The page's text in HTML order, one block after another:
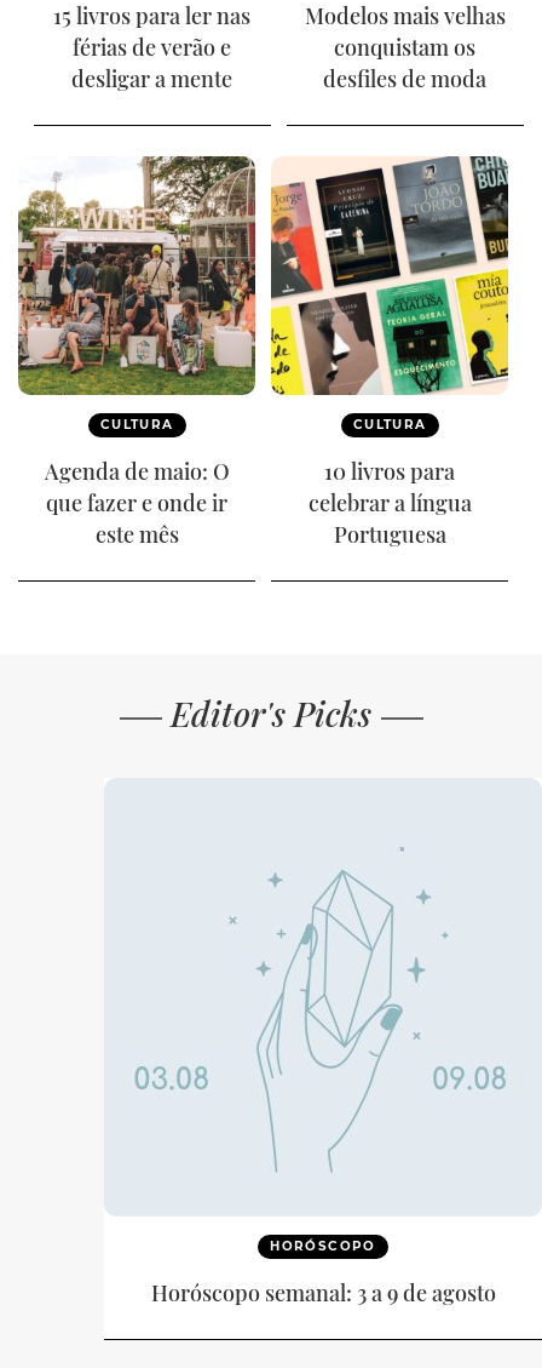
15 livros para ler nas
férias de verão e
desligar a mente
Modelos mais velhas
conquistam os
desfiles de moda
CULTURA
Agenda de maio: O
que fazer e onde ir
este mês
CULTURA
10 livros para
celebrar a língua
Portuguesa
Editor's Picks
HORÓSCOPO
Horóscopo semanal: 3 a 9 de agosto